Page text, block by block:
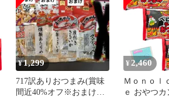
120g(20g×6袋) 】 各種2袋
ずつ 合計4袋セット ★ス
ラスラ本舗オリジナルポ
ケットティ
¥1,299
717訳ありおつまみ(賞味
間近40%オフ※おまけ②
¥ 2,460
Ｍｏｎｏｌ
ｅ おやつ